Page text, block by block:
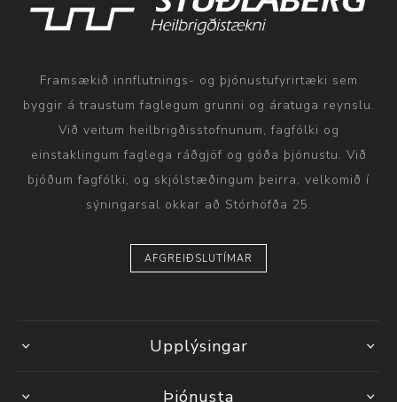
Framsækið innflutnings- og þjónustufyrirtæki sem
byggir á traustum faglegum grunni og áratuga reynslu.
Við veitum heilbrigðisstofnunum, fagfólki og
einstaklingum faglega ráðgjöf og góða þjónustu. Við
bjóðum fagfólki, og skjólstæðingum þeirra, velkomið í
sýningarsal okkar að Stórhöfða 25.
AFGREIÐSLUTÍMAR
Upplýsingar
Þjónusta